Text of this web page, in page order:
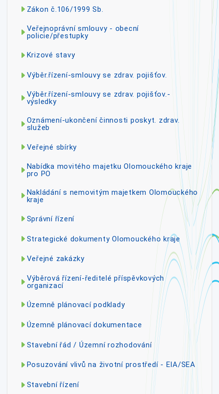
Zákon č.106/1999 Sb.
Veřejnoprávní smlouvy - obecní
policie/přestupky
Krizové stavy
Výběr.řízení-smlouvy se zdrav. pojišťov.
Výběr.řízení-smlouvy se zdrav. pojišťov.-
výsledky
Oznámení-ukončení činnosti poskyt. zdrav.
služeb
Veřejné sbírky
Nabídka movitého majetku Olomouckého kraje
pro PO
Nakládání s nemovitým majetkem Olomouckého
kraje
Správní řízení
Strategické dokumenty Olomouckého kraje
Veřejné zakázky
Výběrová řízení-ředitelé příspěvkových
organizací
Územně plánovací podklady
Územně plánovací dokumentace
Stavební řád / Územní rozhodování
Posuzování vlivů na životní prostředí - EIA/SEA
Stavební řízení